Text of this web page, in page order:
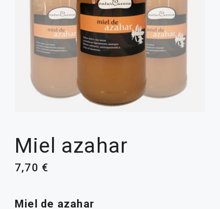
Miel azahar
7,70 €
Miel de azahar